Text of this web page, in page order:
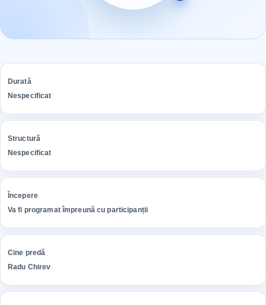
Durată
Nespecificat
Structură
Nespecificat
Începere
Va fi programat împreună cu participanții
Cine predă
Radu Chirev